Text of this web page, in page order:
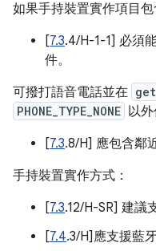
如果手持裝置實作項目包
[7.3.4/H-1-1] 必須
件。
可撥打語音電話並在
PHONE_TYPE_NONE 以
[7.3.8/H] 應包含鄰
手持裝置實作方式：
[7.3.12/H-SR] 建議
[7.4.3/H]應支援藍